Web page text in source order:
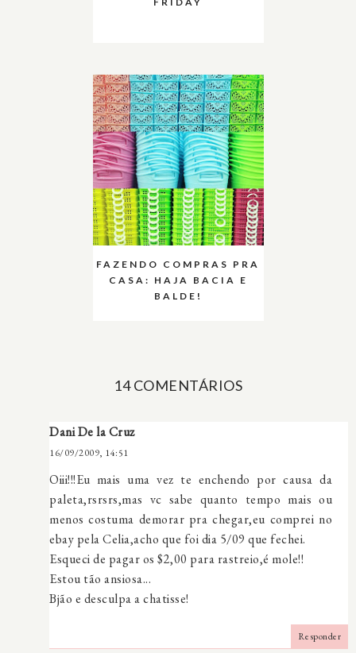
FAZENDO COMPRAS PRA
CASA: HAJA BACIA E
BALDE!
14 COMENTÁRIOS
Dani De la Cruz
16/09/2009, 14:51
Oiii!!!Eu mais uma vez te enchendo por causa da
paleta,rsrsrs,mas vc sabe quanto tempo mais ou
menos costuma demorar pra chegar,eu comprei no
ebay pela Celia,acho que foi dia 5/09 que fechei.
Esqueci de pagar os $2,00 para rastreio,é mole!!
Estou tão ansiosa...
Bjão e desculpa a chatisse!
Responder